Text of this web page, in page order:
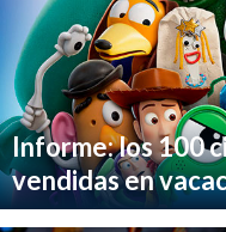
Informe: los 100
vendidas en